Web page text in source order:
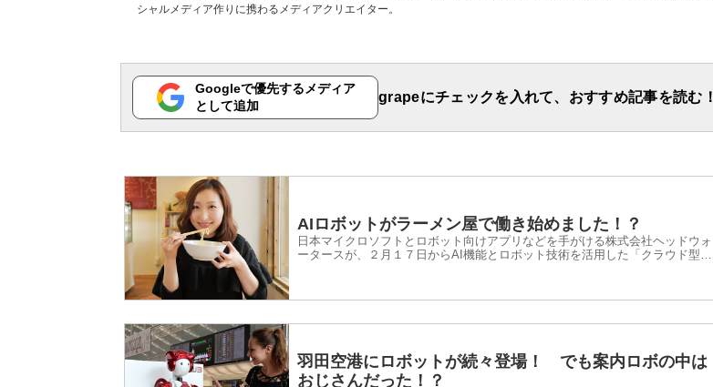
シャルメディア作りに携わるメディアクリエイター。
Googleで優先するメディア
として追加
grapeにチェックを入れて、おすすめ記事を読む！
AIロボットがラーメン屋で働き始めました！？
日本マイクロソフトとロボット向けアプリなどを手がける株式会社ヘッドウォ
ータースが、２月１７日からAI機能とロボット技術を活用した「クラウド型お
羽田空港にロボットが続々登場！ でも案内ロボの中は
おじさんだった！？